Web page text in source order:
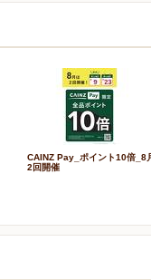
CAINZ Pay_ポイント10倍_8
2回開催